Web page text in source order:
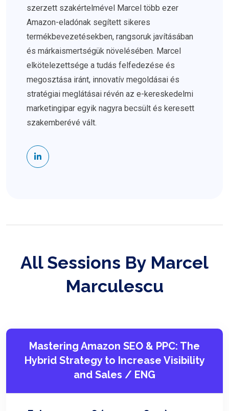
szerzett szakértelmével Marcel több ezer
Amazon-eladónak segített sikeres
termékbevezetésekben, rangsoruk javításában
és márkaismertségük növelésében. Marcel
elkötelezettsége a tudás felfedezése és
megosztása iránt, innovatív megoldásai és
stratégiai meglátásai révén az e-kereskedelmi
marketingipar egyik nagyra becsült és keresett
szakemberévé vált.
All Sessions By Marcel
Marculescu
Mastering Amazon SEO & PPC: The
Hybrid Strategy to Increase Visibility
and Sales / ENG